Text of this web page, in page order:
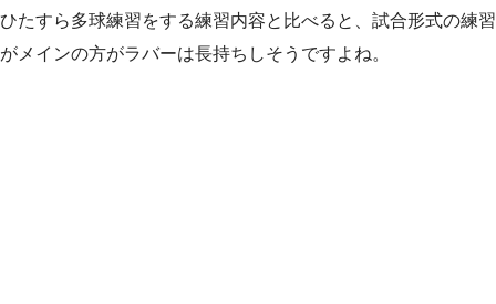
ひたすら多球練習をする練習内容と比べると、試合形式の練習
がメインの方がラバーは長持ちしそうですよね。